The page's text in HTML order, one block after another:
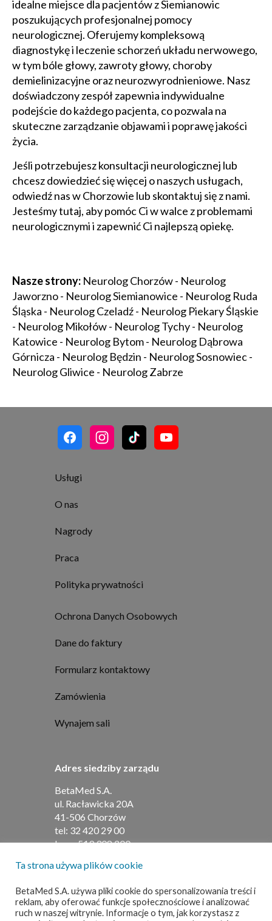
idealne miejsce dla pacjentów z Siemianowic
poszukujących profesjonalnej pomocy
neurologicznej. Oferujemy kompleksową
diagnostykę i leczenie schorzeń układu nerwowego,
w tym bóle głowy, zawroty głowy, choroby
demielinizacyjne oraz neurozwyrodnieniowe. Nasz
doświadczony zespół zapewnia indywidualne
podejście do każdego pacjenta, co pozwala na
skuteczne zarządzanie objawami i poprawę jakości
życia.
Jeśli potrzebujesz konsultacji neurologicznej lub
chcesz dowiedzieć się więcej o naszych usługach,
odwiedź nas w Chorzowie lub skontaktuj się z nami.
Jesteśmy tutaj, aby pomóc Ci w walce z problemami
neurologicznymi i zapewnić Ci najlepszą opiekę.
Nasze strony: Neurolog Chorzów- Neurolog
Jaworzno- Neurolog Siemianowice - Neurolog Ruda
Śląska - Neurolog Czeladź- Neurolog Piekary Śląskie
- Neurolog Mikołów- Neurolog Tychy- Neurolog
Katowice - Neurolog Bytom- Neurolog Dąbrowa
Górnicza - Neurolog Będzin - Neurolog Sosnowiec-
Neurolog Gliwice - Neurolog Zabrze
Usługi
O nas
Nagrody
Praca
Polityka prywatności
Ochrona Danych Osobowych
Dane do faktury
Formularz kontaktowy
Zamówienia
Wynajem sali
Adres siedziby zarządu
BetaMed S.A.
ul. Racławicka 20A
41-506 Chorzów
tel: 32 420 29 00
kom:519 308 200
BetaMed S.A
Ta strona używa plików cookie
BetaMed S.A. używa pliki cookie do spersonalizowania treści i
reklam, aby oferować funkcje społecznościowe i analizować
ruch w naszej witrynie. Informacje o tym, jak korzystasz z